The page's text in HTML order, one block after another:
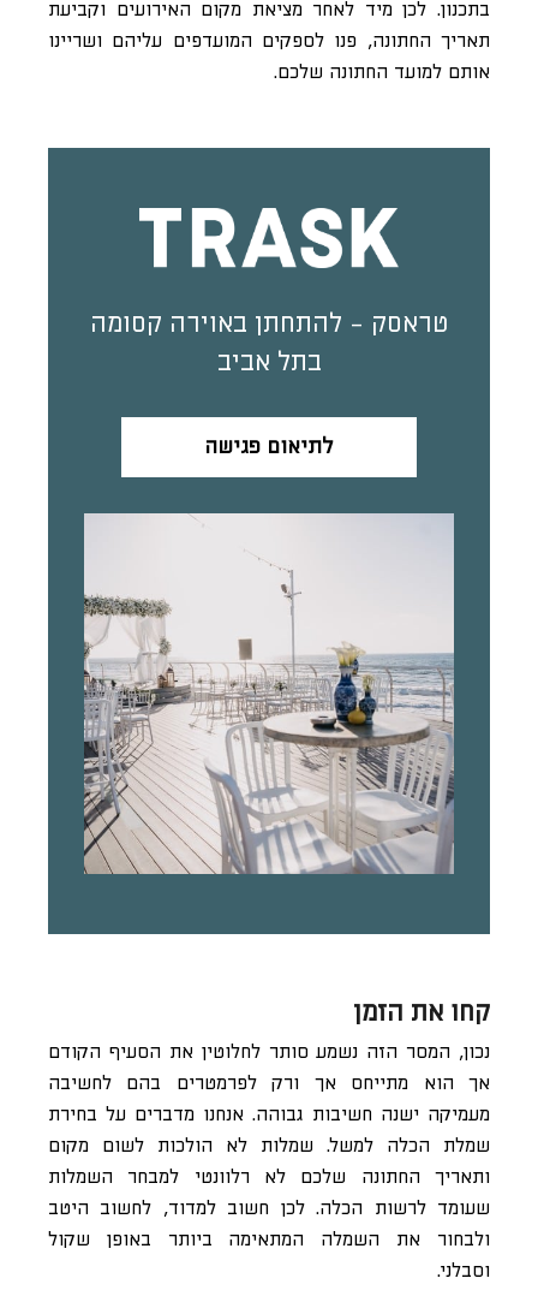
בתכנון. לכן מיד לאחר מציאת מקום האירועים וקביעת
תאריך החתונה, פנו לספקים המועדפים עליהם ושריינו
אותם למועד החתונה שלכם.
טראסק - להתחתן באוירה קסומה
בתל אביב
לתיאום פגישה
קחו את הזמן
נכון, המסר הזה נשמע סותר לחלוטין את הסעיף הקודם
אך הוא מתייחס אך ורק לפרמטרים בהם לחשיבה
מעמיקה ישנה חשיבות גבוהה. אנחנו מדברים על בחירת
שמלת הכלה למשל. שמלות לא הולכות לשום מקום
ותאריך החתונה שלכם לא רלוונטי למבחר השמלות
שעומד לרשות הכלה. לכן חשוב למדוד, לחשוב היטב
ולבחור את השמלה המתאימה ביותר באופן שקול
וסבלני.